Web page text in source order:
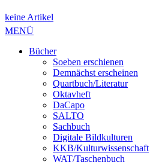
keine Artikel
MENÜ
Bücher
Soeben erschienen
Demnächst erscheinen
Quartbuch/Literatur
Oktavheft
DaCapo
SALTO
Sachbuch
Digitale Bildkulturen
KKB/Kulturwissenschaft
WAT/Taschenbuch